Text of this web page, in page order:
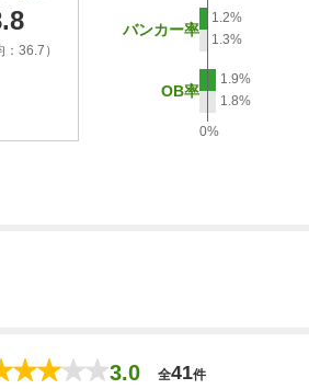
：36.7）
バンカー率
1.2%
1.3%
OB率
1.9%
1.8%
0%
3.0 全41件